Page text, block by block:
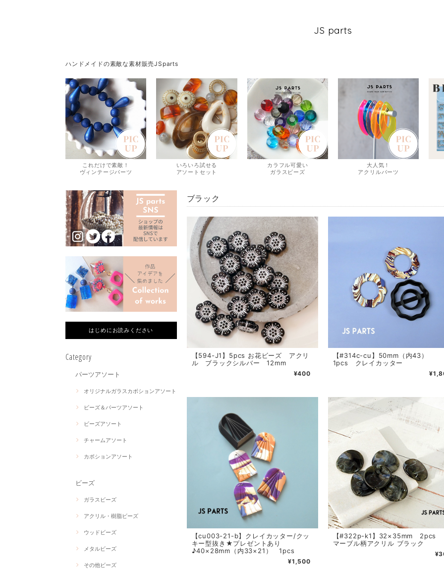
JS parts
ハンドメイドの素敵な素材販売JSparts
これだけで素敵！
ヴィンテージパーツ
いろいろ試せる
アソートセット
カラフル可愛い
ガラスビーズ
大人気！
アクリルパーツ
はじめにお読みください
Category
パーツアソート
オリジナルガラスカボションアソート
ビーズ＆パーツアソート
ビーズアソート
チャームアソート
カボションアソート
ビーズ
ガラスビーズ
アクリル・樹脂ビーズ
ウッドビーズ
メタルビーズ
その他ビーズ
ブラック
【594-J1】5pcs お花ビーズ アクリ
ル ブラックシルバー 12mm
¥400
【#314c-cu】50mm（内43）
1pcs クレイカッター
【cu003-21-b】クレイカッター/クッ
キー型抜き★プレゼントあり
♪40×28mm（内33×21） 1pcs
¥1,500
【#322p-k1】32×35mm
マーブル柄アクリル ブラック